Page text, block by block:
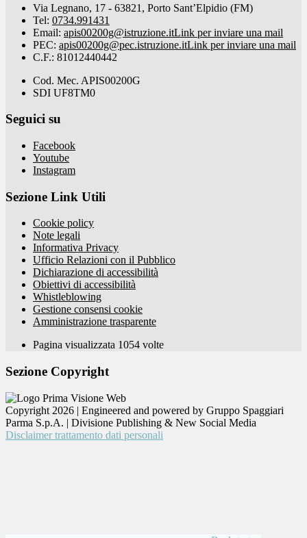
Via Legnano, 17 - 63821, Porto Sant’Elpidio (FM)
Tel: 0734.991431
Email: apis00200g@istruzione.itLink per inviare una mail
PEC: apis00200g@pec.istruzione.itLink per inviare una mail
C.F.: 81012440442
Cod. Mec. APIS00200G
SDI UF8TM0
Seguici su
Facebook
Youtube
Instagram
Sezione Link Utili
Cookie policy
Note legali
Informativa Privacy
Ufficio Relazioni con il Pubblico
Dichiarazione di accessibilità
Obiettivi di accessibilità
Whistleblowing
Gestione consensi cookie
Amministrazione trasparente
Pagina visualizzata 1054 volte
Sezione Copyright
Copyright 2026 | Engineered and powered by Gruppo Spaggiari
Parma S.p.A. | Divisione Publishing & New Social Media
Disclaimer trattamento dati personali